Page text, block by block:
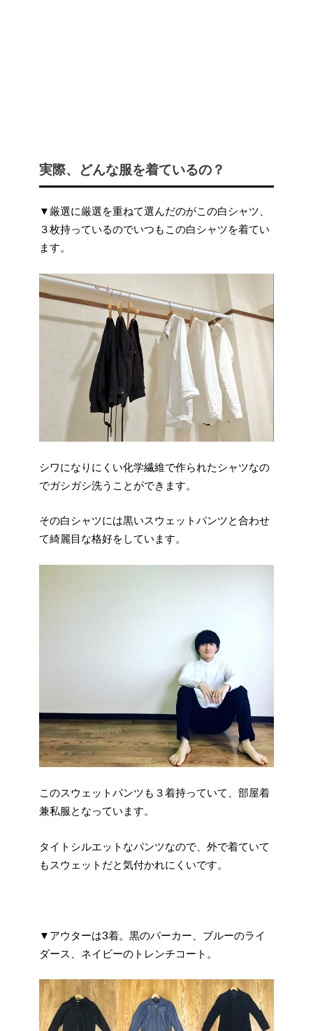
実際、どんな服を着ているの？
▼厳選に厳選を重ねて選んだのがこの白シャツ、
３枚持っているのでいつもこの白シャツを着てい
ます。
シワになりにくい化学繊維で作られたシャツなの
でガシガシ洗うことができます。
その白シャツには黒いスウェットパンツと合わせ
て綺麗目な格好をしています。
このスウェットパンツも３着持っていて、部屋着
兼私服となっています。
タイトシルエットなパンツなので、外で着ていて
もスウェットだと気付かれにくいです。
▼アウターは3着。黒のパーカー、ブルーのライ
ダース、ネイビーのトレンチコート。